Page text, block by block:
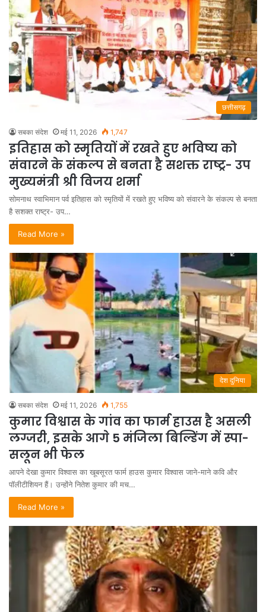
छत्तीसगढ़
सबका संदेश मई 11, 2026 1,747
इतिहास को स्मृतियों में रखते हुए भविष्य को
संवारने के संकल्प से बनता है सशक्त राष्ट्र- उप
मुख्यमंत्री श्री विजय शर्मा
सोमनाथ स्वाभिमान पर्व इतिहास को स्मृतियों में रखते हुए भविष्य को संवारने के संकल्प से बनता
है सशक्त राष्ट्र- उप…
Read More »
देश दुनिया
सबका संदेश मई 11, 2026 1,755
कुमार विश्वास के गांव का फार्म हाउस है असली
लग्जरी, इसके आगे 5 मंजिला बिल्डिंग में स्पा-
सलून भी फेल
आपने देखा कुमार विश्वास का खूबसूरत फार्म हाउस कुमार विश्वास जाने-माने कवि और
पॉलीटीशियन हैं। उन्होंने नितेश कुमार की मच…
Read More »